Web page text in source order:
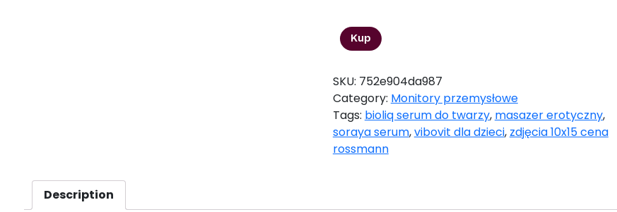
Kup
SKU: 752e904da987
Category: Monitory przemysłowe
Tags: bioliq serum do twarzy, masazer erotyczny,
soraya serum,vibovit dla dzieci, zdjęcia 10x15 cena
rossmann
Description